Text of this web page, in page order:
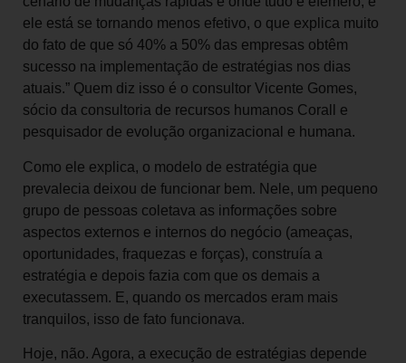
ele está se tornando menos efetivo, o que explica muito
do fato de que só 40% a 50% das empresas obtêm
sucesso na implementação de estratégias nos dias
atuais.” Quem diz isso é o consultor Vicente Gomes,
sócio da consultoria de recursos humanos Corall e
pesquisador de evolução organizacional e humana.
Como ele explica, o modelo de estratégia que
prevalecia deixou de funcionar bem. Nele, um pequeno
grupo de pessoas coletava as informações sobre
aspectos externos e internos do negócio (ameaças,
oportunidades, fraquezas e forças), construía a
estratégia e depois fazia com que os demais a
executassem. E, quando os mercados eram mais
tranquilos, isso de fato funcionava.
Hoje, não. Agora, a execução de estratégias depende